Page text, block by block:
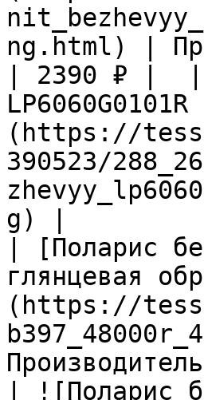
ng.html) |
| 2390 ₽ |  |
(https://
390523/
g) |
| [Поларис
глянцевая
(https://
| ![Поларис